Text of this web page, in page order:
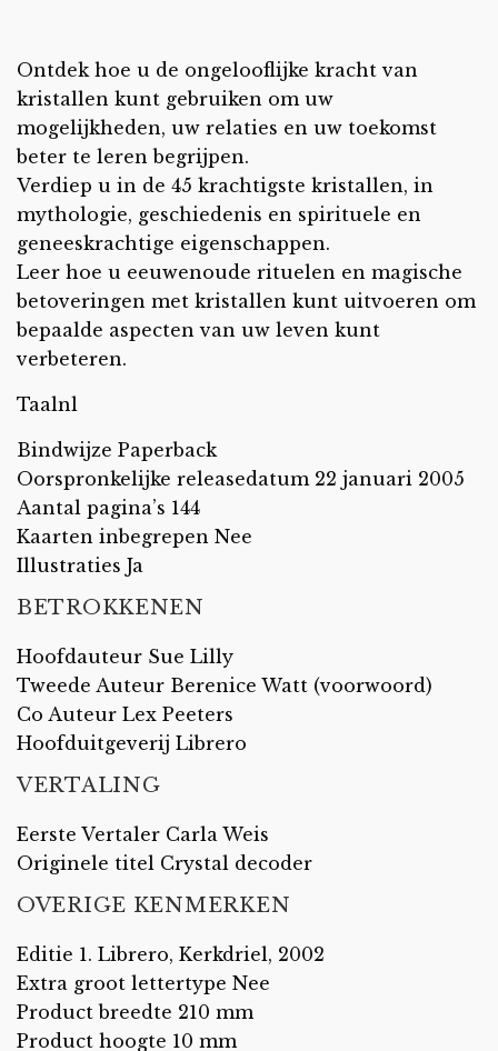
Ontdek hoe u de ongelooflijke kracht van
kristallen kunt gebruiken om uw
mogelijkheden, uw relaties en uw toekomst
beter te leren begrijpen.
Verdiep u in de 45 krachtigste kristallen, in
mythologie, geschiedenis en spirituele en
geneeskrachtige eigenschappen.
Leer hoe u eeuwenoude rituelen en magische
betoveringen met kristallen kunt uitvoeren om
bepaalde aspecten van uw leven kunt
verbeteren.
Taalnl
Bindwijze Paperback
Oorspronkelijke releasedatum 22 januari 2005
Aantal pagina’s 144
Kaarten inbegrepen Nee
Illustraties Ja
BETROKKENEN
Hoofdauteur Sue Lilly
Tweede Auteur Berenice Watt (voorwoord)
Co Auteur Lex Peeters
Hoofduitgeverij Librero
VERTALING
Eerste Vertaler Carla Weis
Originele titel Crystal decoder
OVERIGE KENMERKEN
Editie 1. Librero, Kerkdriel, 2002
Extra groot lettertype Nee
Product breedte 210 mm
Product hoogte 10 mm